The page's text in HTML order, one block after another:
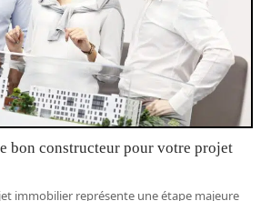
bon constructeur pour votre projet
immobilier représente une étape majeure